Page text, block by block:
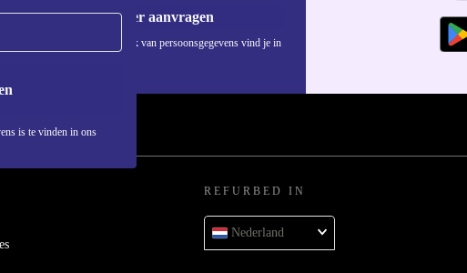
en
bewuste
en
en hebt
is te vinden in ons
Voucher aanvragen
Informatie over het gebruik van persoonsgegevens vind je in
REFURBED IN
Nederland